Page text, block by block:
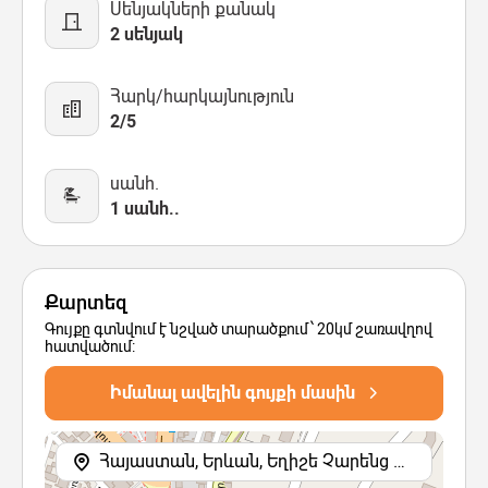
Սենյակների քանակ
2 սենյակ
Հարկ/հարկայնություն
2/5
սանհ.
1 սանհ..
Քարտեզ
Գույքը գտնվում է նշված տարածքում՝ 20կմ շառավղով
հատվածում:
Իմանալ ավելին գույքի մասին
Հայաստան, Երևան, Եղիշե Չարենց փողոցի 1-ին նրբանցք